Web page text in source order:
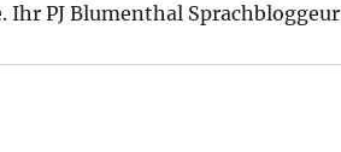
Ihr PJ Blumenthal Sprachbloggeur